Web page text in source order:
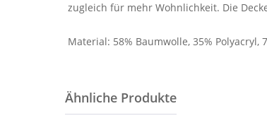
zugleich für mehr Wohnlichkeit. Die
Material: 58% Baumwolle, 35% Polyacryl,